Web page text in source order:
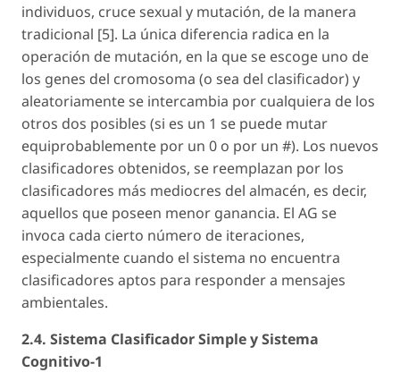
individuos, cruce sexual y mutación, de la manera
tradicional [5]. La única diferencia radica en la
operación de mutación, en la que se escoge uno de
los genes del cromosoma (o sea del clasificador) y
aleatoriamente se intercambia por cualquiera de los
otros dos posibles (si es un 1 se puede mutar
equiprobablemente por un 0 o por un #). Los nuevos
clasificadores obtenidos, se reemplazan por los
clasificadores más mediocres del almacén, es decir,
aquellos que poseen menor ganancia. El AG se
invoca cada cierto número de iteraciones,
especialmente cuando el sistema no encuentra
clasificadores aptos para responder a mensajes
ambientales.
2.4. Sistema Clasificador Simple y Sistema
Cognitivo-1